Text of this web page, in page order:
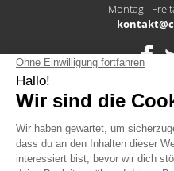
Montag -
Hiscox ist ein Schutz